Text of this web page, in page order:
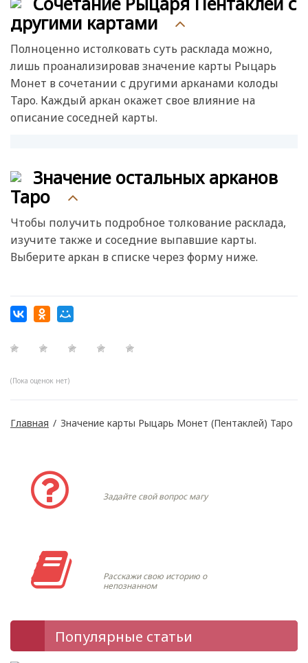
другими картами
Полноценно истолковать суть расклада можно,
лишь проанализировав значение карты Рыцарь
Монет в сочетании с другими арканами колоды
Таро. Каждый аркан окажет свое влияние на
описание соседней карты.
Значение остальных арканов
Таро
Чтобы получить подробное толкование расклада,
изучите также и соседние выпавшие карты.
Выберите аркан в списке через форму ниже.
(Пока оценок нет)
Главная / Значение карты Рыцарь Монет (Пентаклей) Таро
Задайте свой вопрос магу
Расскажи свою историю о
непознанном
Популярные статьи